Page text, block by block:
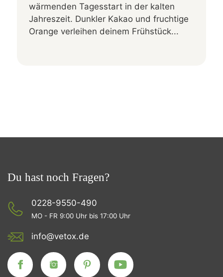
wärmenden Tagesstart in der kalten
Jahreszeit. Dunkler Kakao und fruchtige
Orange verleihen deinem Frühstück...
Du hast noch Fragen?
0228-9550-490
MO - FR 9:00 Uhr bis 17:00 Uhr
info@vetox.de